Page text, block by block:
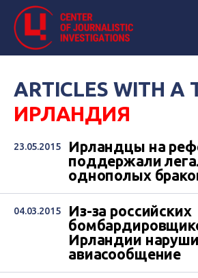
ARTICLES WITH A
ИРЛАНДИЯ
23.05.2015
Ирландцы на
поддержали
однополых
04.03.2015
Из-за российских
Ирландии
авиасообщение